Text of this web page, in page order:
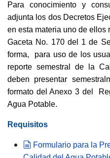
Para conocimiento y
adjunta los dos Decretos
en esta materia uno de ellos
Gaceta No. 170 del 1 de
forma, para uso de los
reporte semestral de la
deben presentar
formato del Anexo 3 del
Agua Potable.
Requisitos
document
Formulario para la